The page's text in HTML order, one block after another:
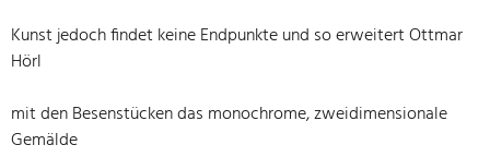
Kunst jedoch findet keine Endpunkte und so erweitert Ottmar
Hörl
mit den Besenstücken das monochrome, zweidimensionale
Gemälde